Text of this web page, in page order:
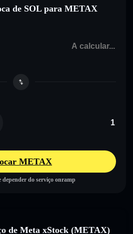
de SOL para METAX
METAX
depender do serviço onramp
de Meta xStock (METAX)